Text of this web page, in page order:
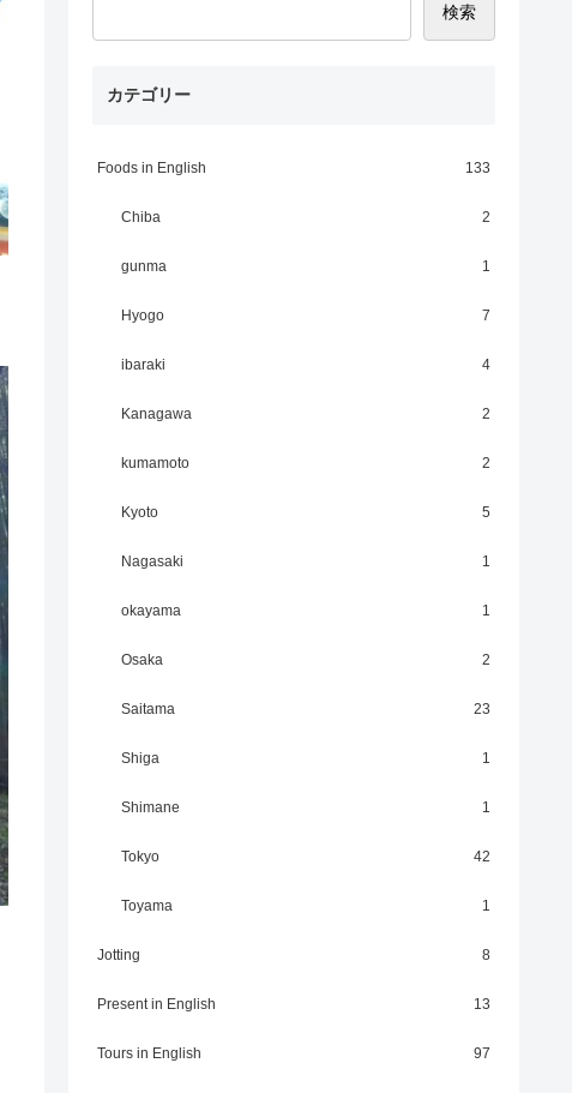
検索
カテゴリー
Foods in English 133
Chiba 2
gunma 1
Hyogo 7
ibaraki 4
Kanagawa 2
kumamoto 2
Kyoto 5
Nagasaki 1
okayama 1
Osaka 2
Saitama 23
Shiga 1
Shimane 1
Tokyo 42
Toyama 1
Jotting 8
Present in English 13
Tours in English 97